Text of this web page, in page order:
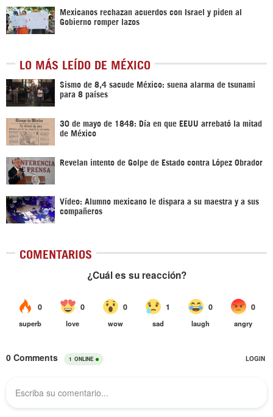
Mexicanos rechazan acuerdos con Israel y piden al
Gobierno romper lazos
LO MÁS LEÍDO DE MÉXICO
Sismo de 8,4 sacude México: suena alarma de tsunami
para 8 países
30 de mayo de 1848: Día en que EEUU arrebató la mitad
de México
Revelan intento de Golpe de Estado contra López Obrador
Vídeo: Alumno mexicano le dispara a su maestra y a sus
compañeros
COMENTARIOS